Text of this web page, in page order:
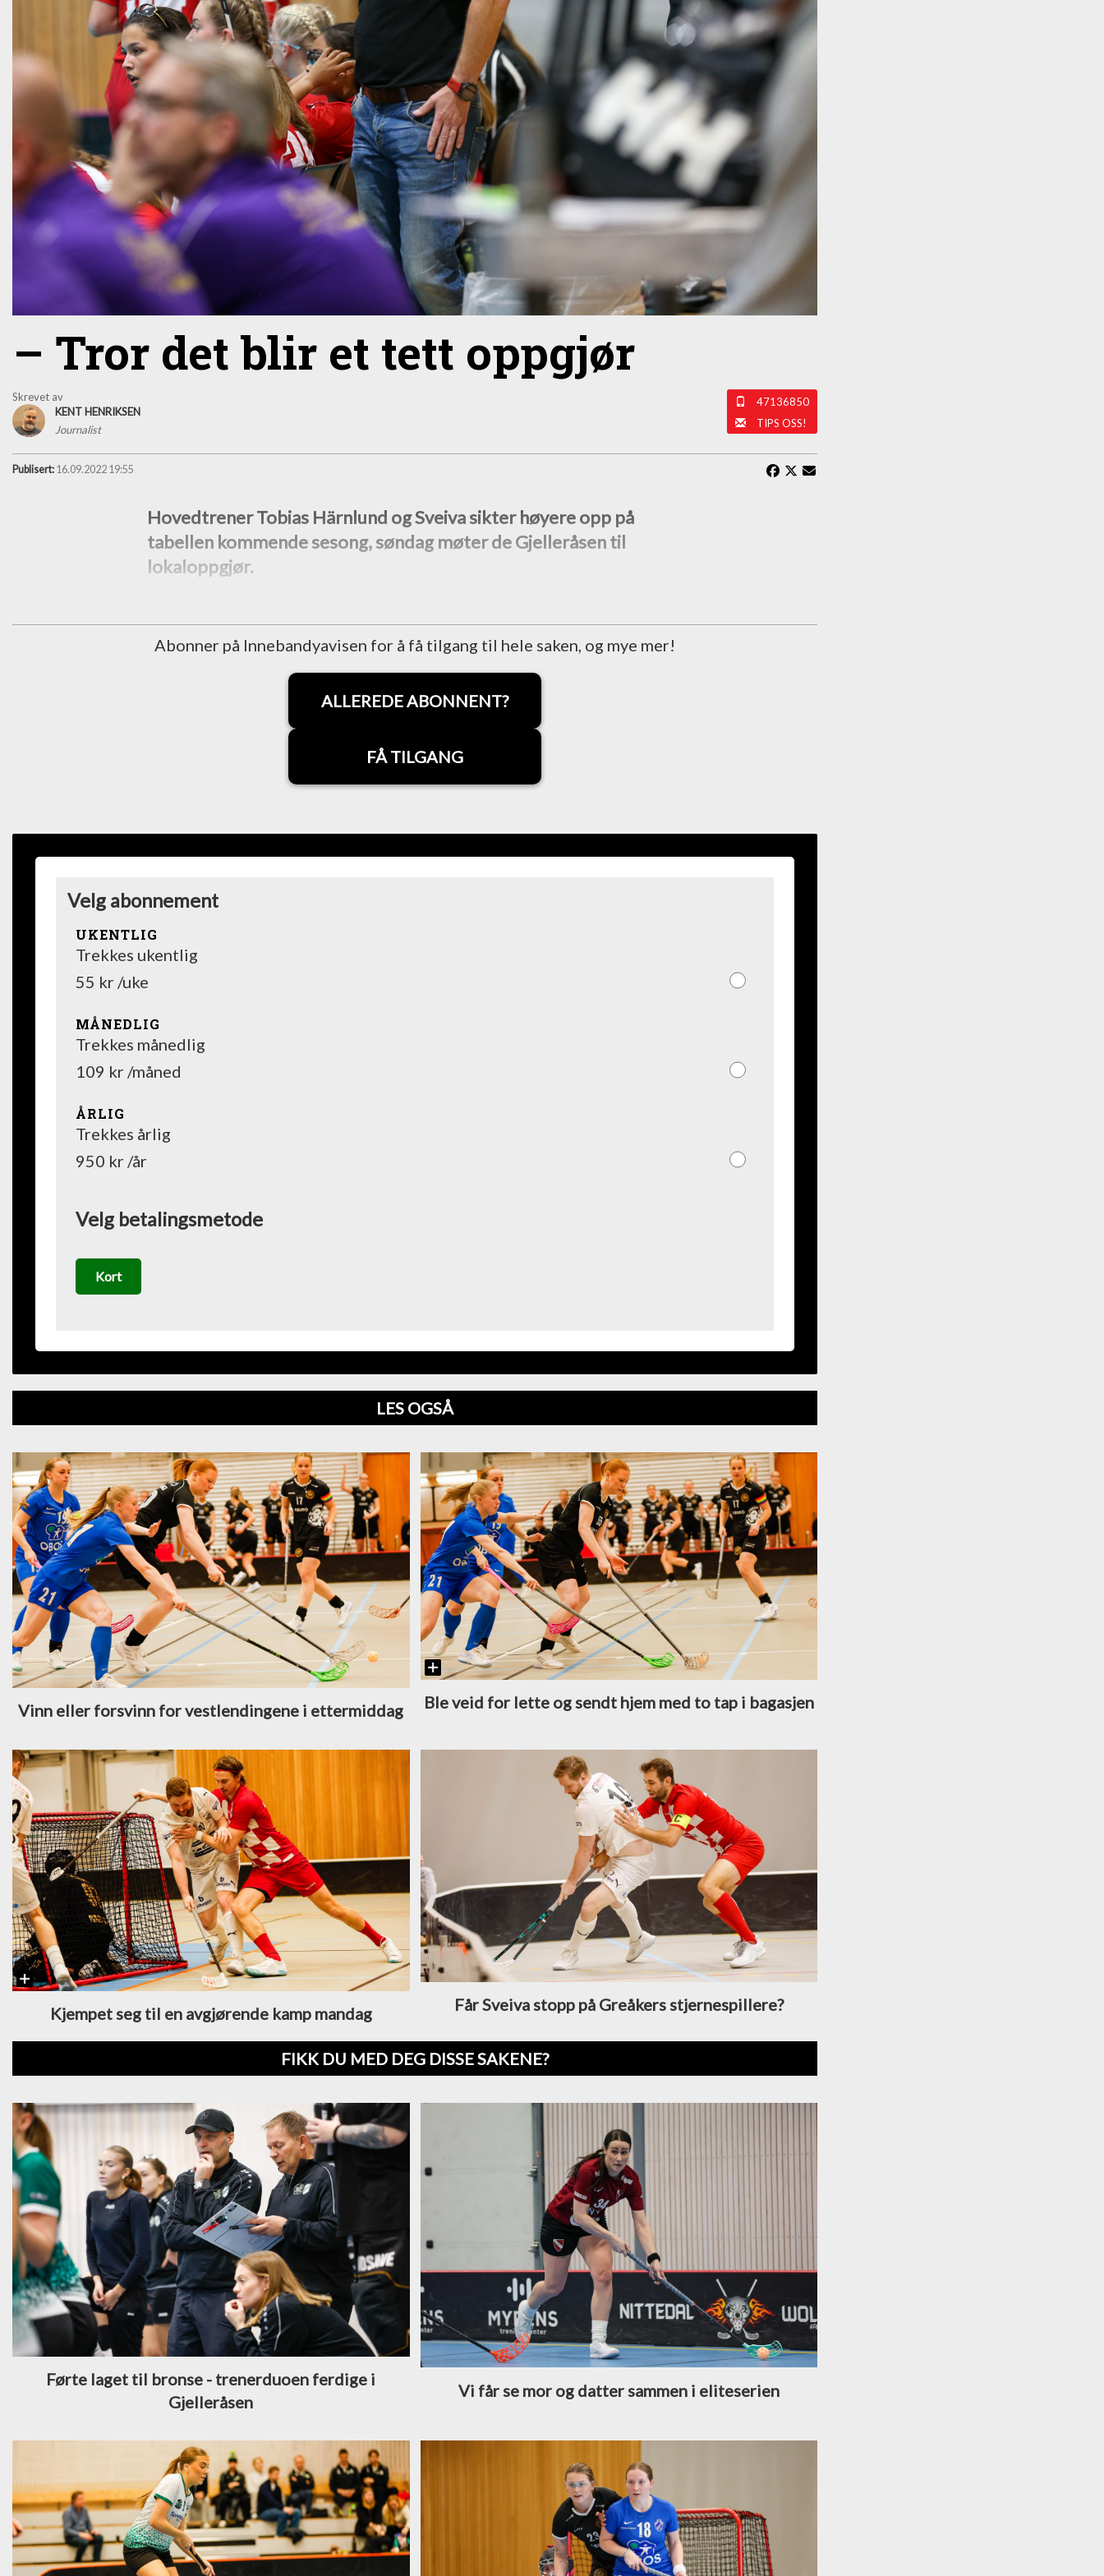
– Tror det blir et tett oppgjør
Skrevet av
KENT HENRIKSEN
Journalist
47136850
TIPS OSS!
Publisert: 16.09.2022 19:55
Hovedtrener Tobias Härnlund og Sveiva sikter høyere opp på
tabellen kommende sesong, søndag møter de Gjelleråsen til
lokaloppgjør.
Abonner på Innebandyavisen for å få tilgang til hele saken, og mye mer!
ALLEREDE ABONNENT?
FÅ TILGANG
Velg abonnement
UKENTLIG
Trekkes ukentlig
55 kr /uke
MÅNEDLIG
Trekkes månedlig
109 kr /måned
ÅRLIG
Trekkes årlig
950 kr /år
Velg betalingsmetode
Kort
LES OGSÅ
Vinn eller forsvinn for vestlendingene i ettermiddag Ble veid for lette og sendt hjem med to tap i bagasjen
Kjempet seg til en avgjørende kamp mandag Får Sveiva stopp på Greåkers stjernespillere?
FIKK DU MED DEG DISSE SAKENE?
Førte laget til bronse - trenerduoen ferdige i
Gjelleråsen
Vi får se mor og datter sammen i eliteserien